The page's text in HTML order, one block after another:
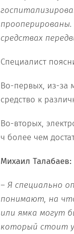
прооперированы.
средствах
Специалист
Во-первых, из-за
средство к
Во-вторых,
ч более чем
Михаил Талабаев:
– Я специально
понимают, на
или ямка могут
который стоит